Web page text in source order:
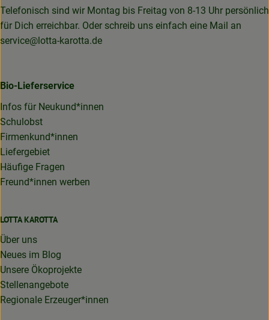
Telefonisch sind wir Montag bis Freitag von 8-13 Uhr persönlich
für Dich erreichbar. Oder schreib uns einfach eine Mail an
service@lotta-karotta.de
Bio-Lieferservice
Infos für Neukund*innen
Schulobst
Firmenkund*innen
Liefergebiet
Häufige Fragen
Freund*innen werben
LOTTA KAROTTA
Über uns
Neues im Blog
Unsere Ökoprojekte
Stellenangebote
Regionale Erzeuger*innen